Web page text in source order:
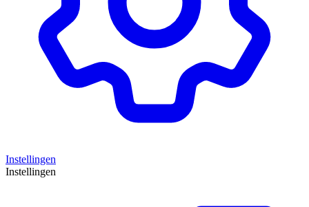
Instellingen
Instellingen